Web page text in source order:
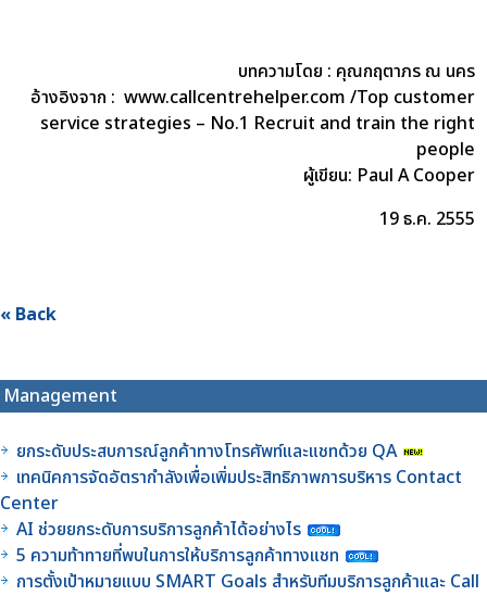
บทความโดย : คุณกฤตาภร ณ นคร
อ้างอิงจาก : www.callcentrehelper.com /Top customer
service strategies – No.1 Recruit and train the right
people
ผู้เขียน: Paul A Cooper
19 ธ.ค. 2555
« Back
Management
ยกระดับประสบการณ์ลูกค้าทางโทรศัพท์และแชทด้วย QA
เทคนิคการจัดอัตรากำลังเพื่อเพิ่มประสิทธิภาพการบริหาร Contact
Center
AI ช่วยยกระดับการบริการลูกค้าได้อย่างไร
5 ความท้าทายที่พบในการให้บริการลูกค้าทางแชท
การตั้งเป้าหมายแบบ SMART Goals สำหรับทีมบริการลูกค้าและ Call